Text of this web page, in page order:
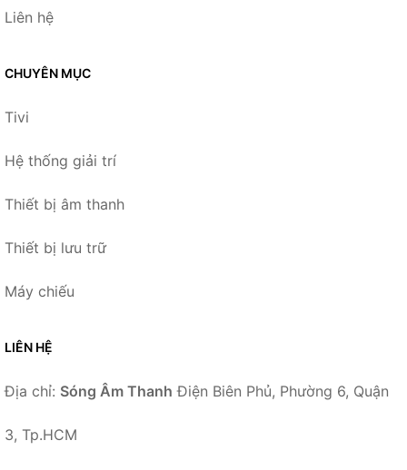
Liên hệ
CHUYÊN MỤC
Tivi
Hệ thống giải trí
Thiết bị âm thanh
Thiết bị lưu trữ
Máy chiếu
LIÊN HỆ
Địa chỉ: Sóng Âm Thanh Điện Biên Phủ, Phường 6, Quận
3, Tp.HCM